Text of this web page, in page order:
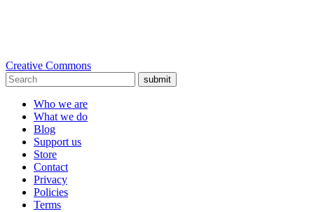
Creative Commons
submit
Who we are
What we do
Blog
Support us
Store
Contact
Privacy
Policies
Terms